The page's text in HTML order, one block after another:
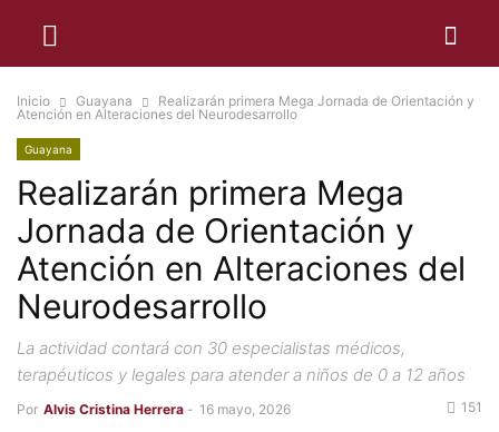
Inicio Guayana
Realizarán primera Mega Jornada de Orientación y
Atención en Alteraciones del Neurodesarrollo
Guayana
Realizarán primera Mega
Jornada de Orientación y
Atención en Alteraciones del
Neurodesarrollo
La actividad contará con 30 especialistas médicos,
terapéuticos y legales para atender a niños de 0 a 12 años
Por Alvis Cristina Herrera - 16 mayo, 2026 151